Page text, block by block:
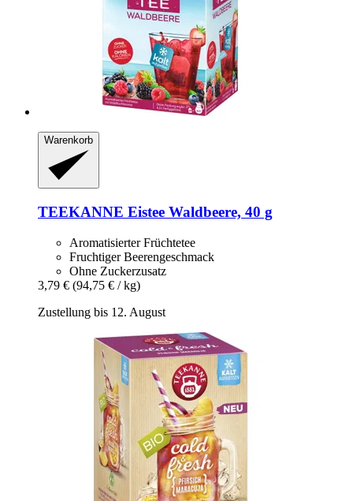
Warenkorb
TEEKANNE Eistee Waldbeere, 40 g
Aromatisierter Früchtetee
Fruchtiger Beerengeschmack
Ohne Zuckerzusatz
3,79 € (94,75 € / kg)
Zustellung bis 12. August